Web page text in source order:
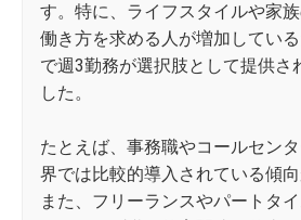
す。特に、ライフスタイルや家
働き方を求める人が増加してい
で週3勤務が選択肢として提供さ
した。
たとえば、事務職やコールセン
界では比較的導入されている傾向
また、フリーランスやパートタ